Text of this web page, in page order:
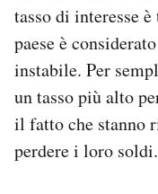
tasso di interesse
paese è
instabile. Per
un tasso più alto
il fatto che stanno
perdere i loro soldi.